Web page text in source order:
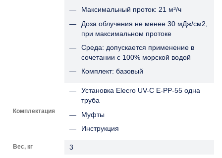
Максимальный проток: 21 м³/ч
Доза облучения не менее 30 мДж/см2,
при максимальном протоке
Среда: допускается применение в
сочетании с 100% морской водой
Комплект: базовый
Комплектация
Установка Elecro UV-C E-PP-55 одна
труба
Муфты
Инструкция
Вес, кг 3